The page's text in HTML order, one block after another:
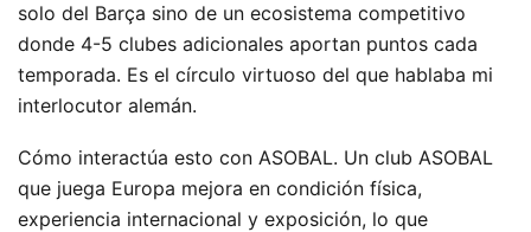
solo del Barça sino de un ecosistema competitivo
donde 4-5 clubes adicionales aportan puntos cada
temporada. Es el círculo virtuoso del que hablaba mi
interlocutor alemán.
Cómo interactúa esto con ASOBAL. Un club ASOBAL
que juega Europa mejora en condición física,
experiencia internacional y exposición, lo que